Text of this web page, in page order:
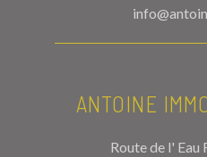
ANTOINE
Route de l' Eau